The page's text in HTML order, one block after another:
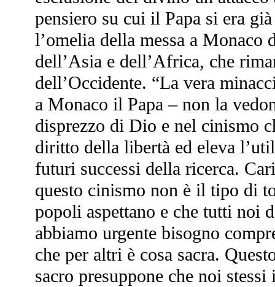
pensiero su cui il Papa si era
l’omelia della messa a
dell’Asia e dell’Africa, che
dell’Occidente. “La vera
a Monaco il Papa – non la
disprezzo di Dio e nel cinismo
diritto della libertà ed eleva
futuri successi della ricerca.
questo cinismo non è il tipo di
popoli aspettano e che tutti noi
abbiamo urgente bisogno
che per altri è cosa sacra.
sacro presuppone che noi